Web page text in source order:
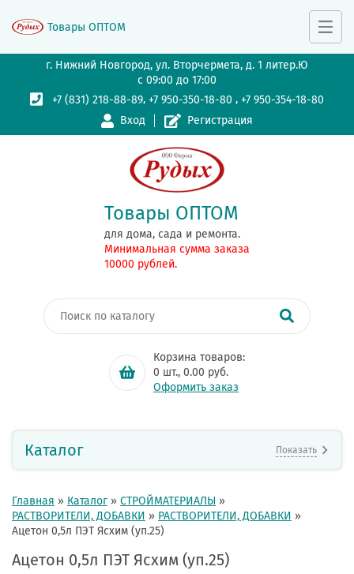
г. Нижний Новгород, ул. Вторчермета, д. 1 литер.Ю
с 09:00 до 17:00
+7 (831) 218-88-89,+7 950-350-18-80 ,+7 950-354-18-80
Вход
Регистрация
Товары ОПТОМ
для дома, сада и ремонта.
Минимальная сумма заказа
10000 рублей.
Корзина товаров:
0 шт., 0.00 руб.
Оформить заказ
Товары ОПТОМ
Каталог Показать
Главная » Каталог » СТРОЙМАТЕРИАЛЫ »
РАСТВОРИТЕЛИ, ДОБАВКИ » РАСТВОРИТЕЛИ, ДОБАВКИ »
Ацетон 0,5л ПЭТ Ясхим (уп.25)
Ацетон 0,5л ПЭТ Ясхим (уп.25)